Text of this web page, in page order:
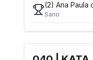
(2) Ana Paula
Sano